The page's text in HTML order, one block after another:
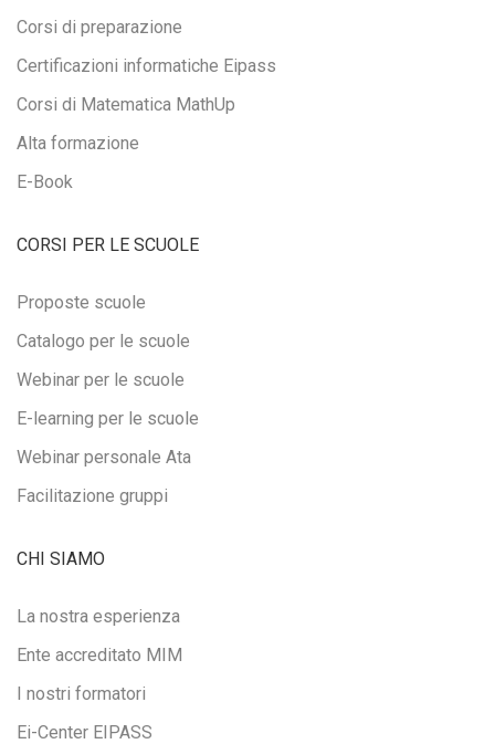
Corsi di preparazione
Certificazioni informatiche Eipass
Corsi di Matematica MathUp
Alta formazione
E-Book
CORSI PER LE SCUOLE
Proposte scuole
Catalogo per le scuole
Webinar per le scuole
E-learning per le scuole
Webinar personale Ata
Facilitazione gruppi
CHI SIAMO
La nostra esperienza
Ente accreditato MIM
I nostri formatori
Ei-Center EIPASS